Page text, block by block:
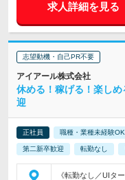
求人詳細を見る
志望動機・自己PR不要
アイアール株式会社
休める！稼げる！楽し
迎
正社員 職種・業種未経験OK
第二新卒歓迎 転勤なし
《転勤なし／UIタ